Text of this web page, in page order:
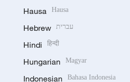
Hausa Hausa
Hebrew עברית
Hindi हिन्दी
Hungarian Magyar
Indonesian Bahasa Indonesia